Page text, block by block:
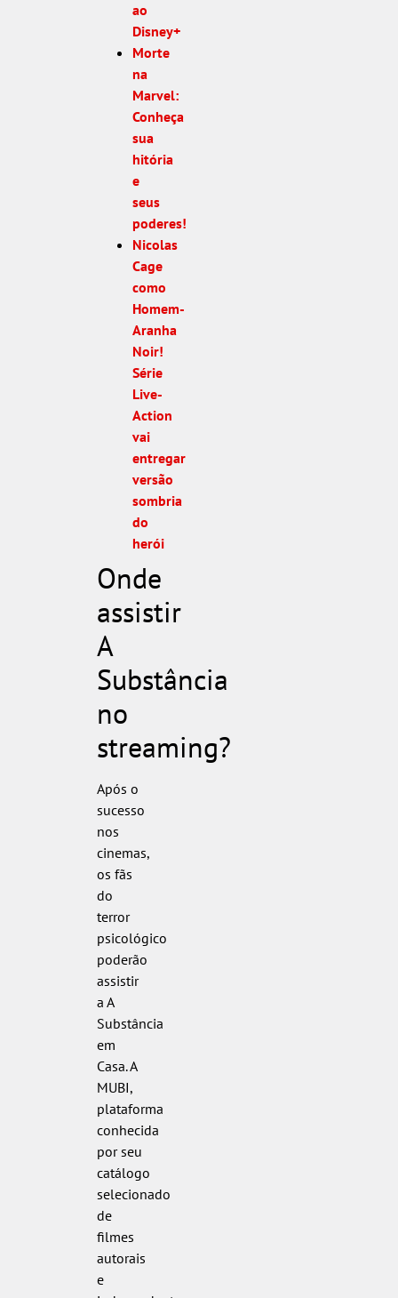
ao
Disney+
Morte
na
Marvel:
Conheça
sua
hitória
e
seus
poderes!
Nicolas
Cage
como
Homem-
Aranha
Noir!
Série
Live-
Action
vai
entregar
versão
sombria
do
herói
Onde
assistir
A
Substância
no
streaming?
Após o
sucesso
nos
cinemas,
os fãs
do
terror
psicológico
poderão
assistir
a A
Substância
em
Casa. A
MUBI,
plataforma
conhecida
por seu
catálogo
selecionado
de
filmes
autorais
e